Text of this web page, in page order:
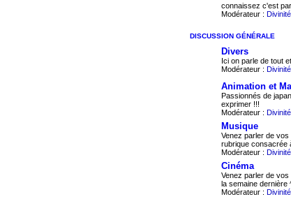
connaissez c'est
Modérateur :
DISCUSSION GÉNÉRALE
Divers
Ici on parle de tout
Modérateur :
Animation et
Passionnés de
exprimer !!!
Modérateur :
Musique
Venez parler de
rubrique consacrée
Modérateur :
Cinéma
Venez parler de
la semaine dernière
Modérateur :